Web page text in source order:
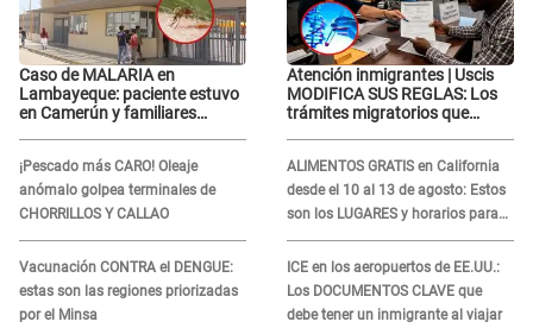
Caso de MALARIA en
Lambayeque: paciente estuvo
en Camerún y familiares
¡Pescado más CARO! Oleaje
anómalo golpea terminales de
CHORRILLOS Y CALLAO
Vacunación CONTRA el DENGUE:
estas son las regiones priorizadas
por el Minsa
Atención inmigrantes | Uscis
MODIFICA SUS REGLAS: Los
trámites migratorios que
ALIMENTOS GRATIS en California
desde el 10 al 13 de agosto: Estos
son los LUGARES y horarios para
recibir la ayuda
ICE en los aeropuertos de EE.UU.:
Los DOCUMENTOS CLAVE que
debe tener un inmigrante al viajar